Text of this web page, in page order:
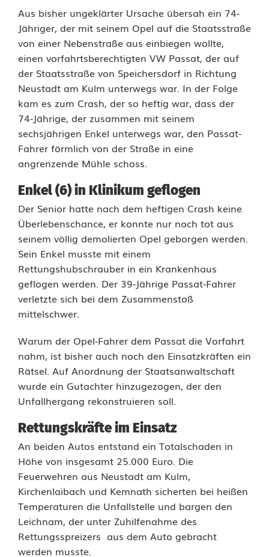
i
c
h
e
r
U
n
f
a
l
l
b
e
i
e
u
s
t
a
d
t
a
m
Aus bisher ungeklärter Ursache übersah ein 74-
Jähriger, der mit seinem Opel auf die Staatsstraße
von einer Nebenstraße aus einbiegen wollte,
einen vorfahrtsberechtigten VW Passat, der auf
der Staatsstraße von Speichersdorf in Richtung
Neustadt am Kulm unterwegs war. In der Folge
kam es zum Crash, der so heftig war, dass der
74-Jährige, der zusammen mit seinem
sechsjährigen Enkel unterwegs war, den Passat-
Fahrer förmlich von der Straße in eine
angrenzende Mühle schoss.
Enkel (6) in Klinikum geflogen
Der Senior hatte nach dem heftigen Crash keine
Überlebenschance, er konnte nur noch tot aus
seinem völlig demolierten Opel geborgen werden.
Sein Enkel musste mit einem
Rettungshubschrauber in ein Krankenhaus
geflogen werden. Der 39-Jährige Passat-Fahrer
verletzte sich bei dem Zusammenstoß
mittelschwer.
Warum der Opel-Fahrer dem Passat die Vorfahrt
nahm, ist bisher auch noch den Einsatzkräften ein
Rätsel. Auf Anordnung der Staatsanwaltschaft
wurde ein Gutachter hinzugezogen, der den
Unfallhergang rekonstruieren soll.
Rettungskräfte im Einsatz
An beiden Autos entstand ein Totalschaden in
Höhe von insgesamt 25.000 Euro. Die
Feuerwehren aus Neustadt am Kulm,
Kirchenlaibach und Kemnath sicherten bei heißen
Temperaturen die Unfallstelle und bargen den
Leichnam, der unter Zuhilfenahme des
Rettungsspreizers aus dem Auto gebracht
werden musste.